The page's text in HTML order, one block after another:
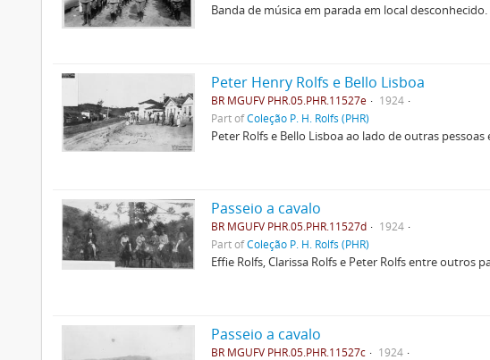
Banda de música em parada em local desconhecido.
Peter Henry Rolfs e Bello Lisboa
BR MGUFV PHR.05.PHR.11527e
1924
Part ofColeção P. H. Rolfs (PHR)
Peter Rolfs e Bello Lisboa ao lado de outras
Passeio a cavalo
BR MGUFV PHR.05.PHR.11527d
1924
Part ofColeção P. H. Rolfs (PHR)
Effie Rolfs, Clarissa Rolfs e Peter Rolfs entre outros
Passeio a cavalo
BR MGUFV PHR.05.PHR.11527c
1924